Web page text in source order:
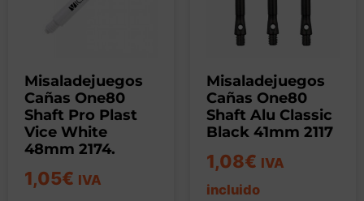
Misaladejuegos
Cañas One80
Shaft Pro Plast
Vice White
48mm 2174.
1,05€ IVA
Misaladejuegos
Cañas One80
Shaft Alu Classic
Black 41mm 2117
1,08€ IVA
incluido